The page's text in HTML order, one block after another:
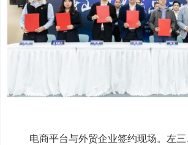
电商平台与外贸企业签约现场。左三